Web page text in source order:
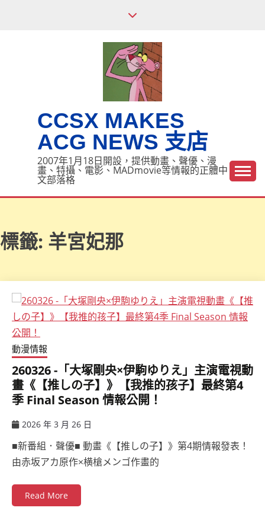
CCSX MAKES
ACG NEWS 支店
2007年1月18日開設，提供動畫、聲優、漫
畫、特攝、電影、MADmovie等情報的正體中
文部落格
標籤: 羊宮妃那
動漫情報
260326 -「大塚剛央×伊駒ゆりえ」主演電視動
畫《【推しの子】》【我推的孩子】最終第4
季 Final Season 情報公開！
2026 年 3 月 26 日
■新番組．聲優■ 動畫《【推しの子】》第4期情報發表！
由赤坂アカ原作×横槍メンゴ作畫的
Read More